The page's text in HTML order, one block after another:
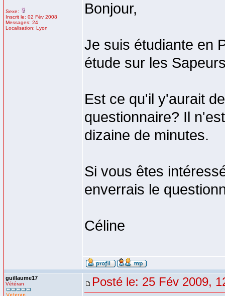
Sexe:
Inscrit le: 02 Fév 2008
Messages: 24
Localisation: Lyon
Bonjour,
Je suis étudiante en
étude sur les
Est ce qu'il y'aurait
questionnaire? Il
dizaine de minutes.
Si vous êtes
enverrais le
Céline
guillaume17
Vétéran Posté le: 25 Fév 2009,